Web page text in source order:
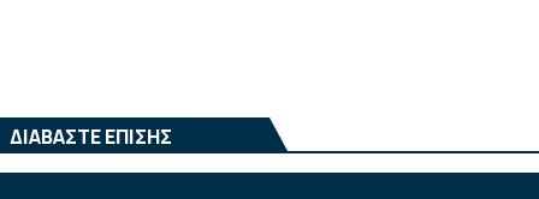
ΔΙΑΒΑΣΤΕ ΕΠΙΣΗΣ